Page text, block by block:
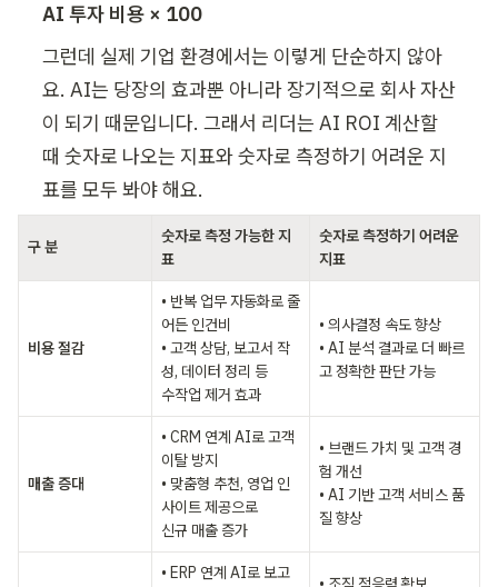
AI 투자 비용 × 100
그런데 실제 기업 환경에서는 이렇게 단순하지 않아
요. AI는 당장의 효과뿐 아니라 장기적으로 회사 자산
이 되기 때문입니다. 그래서 리더는 AI ROI 계산할
때 숫자로 나오는 지표와 숫자로 측정하기 어려운 지
표를 모두 봐야 해요.
구 분
숫자로 측정 가능한 지
표
숫자로 측정하기 어려운
지표
비용 절감
• 반복 업무 자동화로 줄
어든 인건비
• 고객 상담, 보고서 작
성, 데이터 정리 등
수작업 제거 효과
• 의사결정 속도 향상
• AI 분석 결과로 더 빠르
고 정확한 판단 가능
매출 증대
• CRM 연계 AI로 고객
이탈 방지
• 맞춤형 추천, 영업 인
사이트 제공으로
신규 매출 증가
• 브랜드 가치 및 고객 경
험 개선
• AI 기반 고객 서비스 품
질 향상
• ERP 연계 AI로 보고